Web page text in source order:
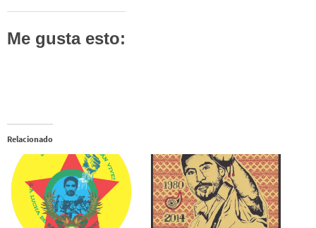
Me gusta esto:
Relacionado